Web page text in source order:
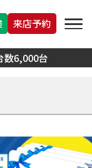
数6,000台
来店予約